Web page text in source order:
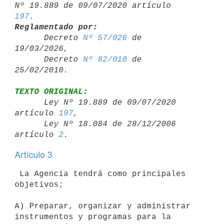
Nº 19.889 de 09/07/2020 artículo
197
Reglamentado por:
Decreto Nº 57/026 de
19/03/2026,
      Decreto
Nº 82/010 de
TEXTO ORIGINAL:
artículo 197,
artículo 2
Artículo 3
objetivos;
A) Preparar, organizar y administrar
instrumentos y programas para la